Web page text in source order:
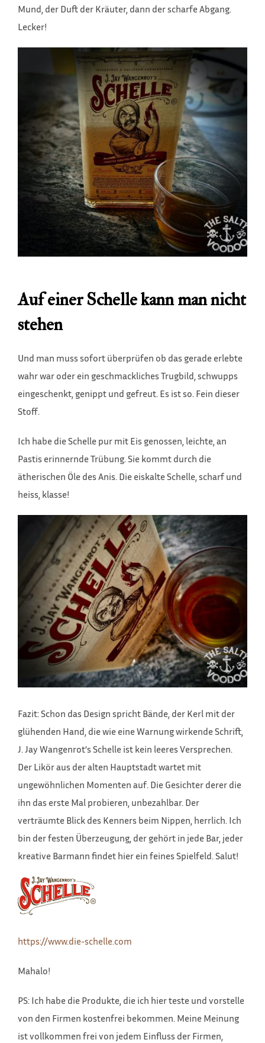
Mund, der Duft der Kräuter, dann der scharfe Abgang.
Lecker!
Auf einer Schelle kann man nicht
stehen
Und man muss sofort überprüfen ob das gerade erlebte
wahr war oder ein geschmackliches Trugbild, schwupps
eingeschenkt, genippt und gefreut. Es ist so. Fein dieser
Stoff.
Ich habe die Schelle pur mit Eis genossen, leichte, an
Pastis erinnernde Trübung. Sie kommt durch die
ätherischen Öle des Anis. Die eiskalte Schelle, scharf und
heiss, klasse!
Fazit: Schon das Design spricht Bände, der Kerl mit der
glühenden Hand, die wie eine Warnung wirkende Schrift,
J. Jay Wangenrot‘s Schelle ist kein leeres Versprechen.
Der Likör aus der alten Hauptstadt wartet mit
ungewöhnlichen Momenten auf. Die Gesichter derer die
ihn das erste Mal probieren, unbezahlbar. Der
verträumte Blick des Kenners beim Nippen, herrlich. Ich
bin der festen Überzeugung, der gehört in jede Bar, jeder
kreative Barmann findet hier ein feines Spielfeld. Salut!
https://www.die-schelle.com
Mahalo!
PS: Ich habe die Produkte, die ich hier teste und vorstelle
von den Firmen kostenfrei bekommen. Meine Meinung
ist vollkommen frei von jedem Einfluss der Firmen,